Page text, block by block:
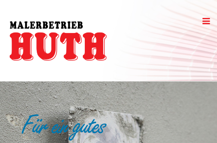
Für ein gutes